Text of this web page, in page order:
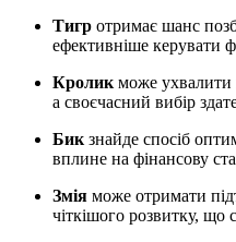
Тигр отримає шанс
ефективніше керувати
Кролик може ухвалити
а своєчасний вибір
Бик знайде спосіб
вплине на фінансову
Змія може отримати
чіткішого розвитку, що